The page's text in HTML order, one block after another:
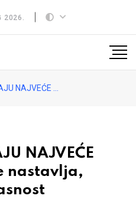
2026.
se nastavlja, uočena nova opasnost
NAJVEĆE
nastavlja,